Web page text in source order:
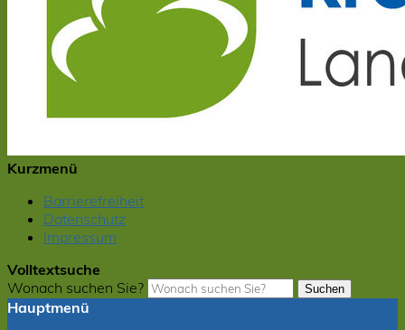
Kurzmenü
Barrierefreiheit
Datenschutz
Impressum
Volltextsuche
Wonach suchen Sie?
Suchen
Hauptmenü